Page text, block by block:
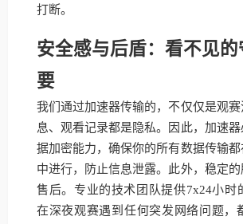
打断。
安全感与后盾：看不见
要
我们通过加速器传输的，不仅仅是观
息、观看记录都是隐私。因此，加速
据加密能力，确保你的所有数据传输
中进行，防止信息泄露。此外，稳定
售后。专业的技术团队提供7x24小时
在深夜观赛遇到任何突发网络问题，